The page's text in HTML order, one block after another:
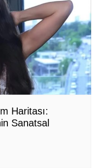
Haritası:
Sanatsal